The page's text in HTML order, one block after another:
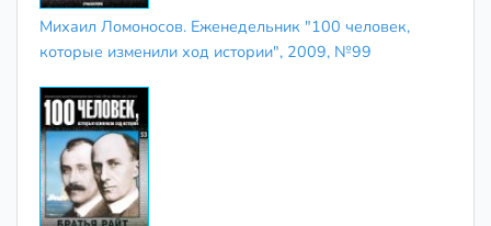
Михаил Ломоносов. Еженедельник "100 человек,
которые изменили ход истории", 2009, №99